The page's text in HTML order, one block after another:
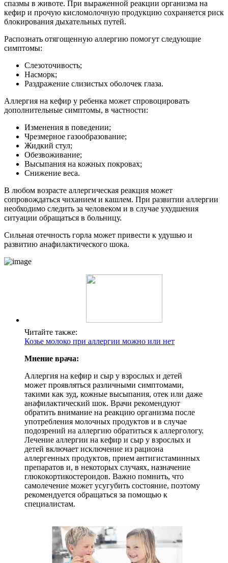
спазмы в животе. При выраженной реакции организма на
кефир и прочую кисломолочную продукцию сохраняется риск
блокирования дыхательных путей.
Распознать отягощенную аллергию помогут следующие
симптомы:
Слезоточивость;
Насморк;
Раздражение слизистых оболочек глаза.
Аллергия на кефир у ребенка может спровоцировать
дополнительные симптомы, в частности:
Изменения в поведении;
Чрезмерное газообразование;
Жидкий стул;
Обезвоживание;
Высыпания на кожных покровах;
Снижение веса.
В любом возрасте аллергическая реакция может
сопровождаться чиханием и кашлем. При развитии аллергии
необходимо следить за человеком и в случае ухудшения
ситуации обращаться в больницу.
Сильная отечность горла может привести к удушью и
развитию анафилактического шока.
Читайте также:
Козье молоко при аллергии можно или нет
Мнение врача:
Аллергия на кефир и сыр у взрослых и детей
может проявляться различными симптомами,
такими как зуд, кожные высыпания, отек или даже
анафилактический шок. Врачи рекомендуют
обратить внимание на реакцию организма после
употребления молочных продуктов и в случае
подозрений на аллергию обратиться к аллергологу.
Лечение аллергии на кефир и сыр у взрослых и
детей включает исключение из рациона
аллергенных продуктов, прием антигистаминных
препаратов и, в некоторых случаях, назначение
глюкокортикостероидов. Важно помнить, что
самолечение может усугубить состояние, поэтому
рекомендуется обращаться за помощью к
специалистам.